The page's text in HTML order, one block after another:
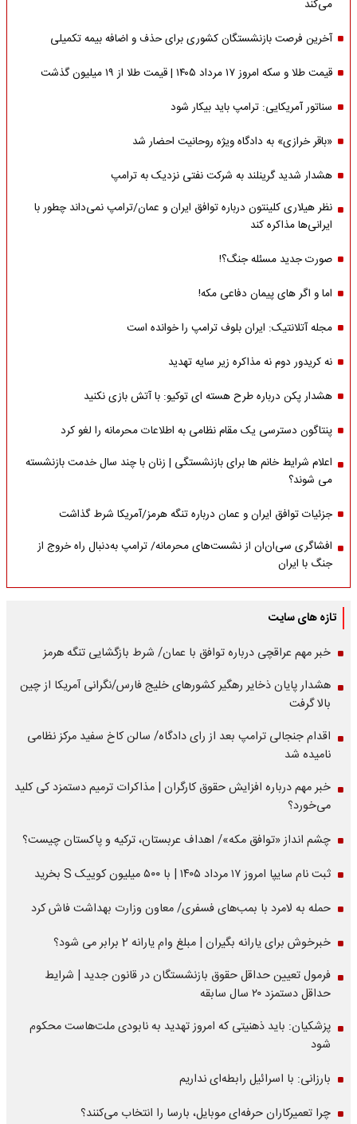
می‌کند
آخرین فرصت بازنشستگان کشوری برای حذف و اضافه بیمه تکمیلی
قیمت طلا و سکه امروز ۱۷ مرداد ۱۴۰۵ | قیمت طلا از ۱۹ میلیون گذشت
سناتور آمریکایی: ترامپ باید بیکار شود
«باقر خرازی» به دادگاه ویژه روحانیت احضار شد
هشدار شدید گرینلند به شرکت نفتی نزدیک به ترامپ
نظر هیلاری کلینتون درباره توافق ایران و عمان/ترامپ نمی‌داند چطور با
ایرانی‌ها مذاکره کند
صورت جدید مسئله جنگ؟!
اما و اگر های پیمان دفاعی مکه!
مجله آتلانتیک: ایران بلوف ترامپ را خوانده است
نه کریدور دوم نه مذاکره زیر سایه تهدید
هشدار پکن درباره طرح هسته ای توکیو: با آتش بازی نکنید
پنتاگون دسترسی یک مقام نظامی به اطلاعات محرمانه را لغو کرد
اعلام شرایط خانم ها برای بازنشستگی | زنان با چند سال خدمت بازنشسته
می شوند؟
جزئیات توافق ایران و عمان درباره تنگه هرمز/آمریکا شرط گذاشت
افشاگری سی‌ان‌ان از نشست‌های محرمانه/ ترامپ به‌دنبال راه خروج از
جنگ با ایران
تازه های سایت
خبر مهم عراقچی درباره توافق با عمان/ شرط بازگشایی تنگه هرمز
هشدار پایان ذخایر رهگیر کشورهای خلیج فارس/نگرانی آمریکا از چین
بالا گرفت
اقدام جنجالی ترامپ بعد از رای دادگاه/ سالن کاخ سفید مرکز نظامی
نامیده شد
خبر مهم درباره افزایش حقوق کارگران | مذاکرات ترمیم دستمزد کی کلید
می‌خورد؟
چشم انداز «توافق مکه»/ اهداف عربستان، ترکیه و پاکستان چیست؟
ثبت نام سایپا امروز ۱۷ مرداد ۱۴۰۵ | با ۵۰۰ میلیون کوییک S بخرید
حمله به لامرد با بمب‌های فسفری/ معاون وزارت بهداشت فاش کرد
خبرخوش برای یارانه بگیران | مبلغ وام یارانه 2 برابر می شود؟
فرمول تعیین حداقل حقوق بازنشستگان در قانون جدید | شرایط
حداقل دستمزد ۲۰ سال سابقه
پزشکیان: باید ذهنیتی که امروز تهدید به نابودی ملت‌هاست محکوم
شود
بارزانی: با اسرائیل رابطه‌ای نداریم
چرا تعمیرکاران حرفه‌ای موبایل، بارسا را انتخاب می‌کنند؟